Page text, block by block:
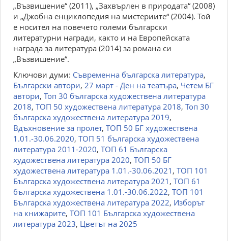
„Възвишение“ (2011), „Захвърлен в природата“ (2008)
и „Джобна енциклопедия на мистериите“ (2004). Той
е носител на повечето големи български
литературни награди, както и на Европейската
награда за литература (2014) за романа си
„Възвишение“.
Ключови думи: Съвременна българска литература,
Български автори, 27 март - Ден на театъра, Четем БГ
автори, Топ 30 българска художествена литература
2018, ТОП 50 художествена литература 2018, Топ 30
българска художествена литература 2019,
Вдъхновение за пролет, ТОП 50 БГ художествена
1.01.-30.06.2020, ТОП 51 българска художествена
литература 2011-2020, ТОП 61 Българска
художествена литература 2020, ТОП 50 БГ
художествена литература 1.01.-30.06.2021 , ТОП 101
Българска художествена литература 2021 , ТОП 61
българска художествена 1.01.-30.06.2022, ТОП 101
Българска художествена литература 2022, Изборът
на книжарите, ТОП 101 Българска художествена
литература 2023, Цветът на 2025